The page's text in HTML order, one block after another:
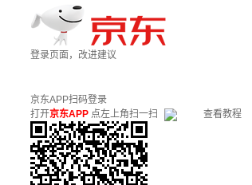
登录页面，改进建议
京东APP扫码登录
打开京东APP 点左上角扫一扫 查看教程